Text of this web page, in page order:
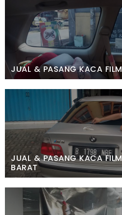
JUAL & PASANG KACA
JUAL & PASANG KACA
BARAT